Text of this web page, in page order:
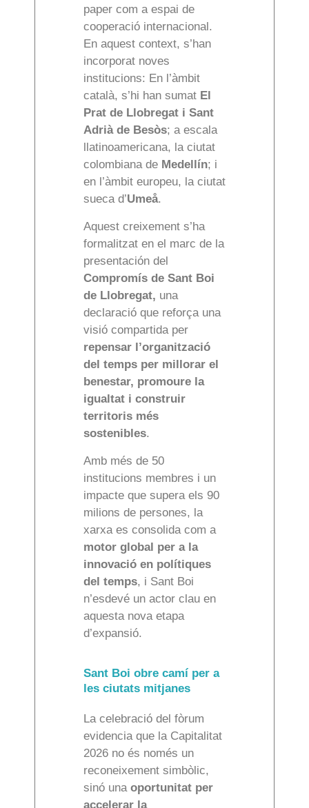
paper com a espai de
cooperació internacional.
En aquest context, s’han
incorporat noves
institucions: En l’àmbit
català, s’hi han sumat El
Prat de Llobregat i Sant
Adrià de Besòs; a escala
llatinoamericana, la ciutat
colombiana de Medellín; i
en l’àmbit europeu, la ciutat
sueca d’Umeå.
Aquest creixement s’ha
formalitzat en el marc de la
presentación del
Compromís de Sant Boi
de Llobregat, una
declaració que reforça una
visió compartida per
repensar l’organització
del temps per millorar el
benestar, promoure la
igualtat i construir
territoris més
sostenibles.
Amb més de 50
institucions membres i un
impacte que supera els 90
milions de persones, la
xarxa es consolida com a
motor global per a la
innovació en polítiques
del temps, i Sant Boi
n’esdevé un actor clau en
aquesta nova etapa
d’expansió.
Sant Boi obre camí per a
les ciutats mitjanes
La celebració del fòrum
evidencia que la Capitalitat
2026 no és només un
reconeixement simbòlic,
sinó una oportunitat per
accelerar la